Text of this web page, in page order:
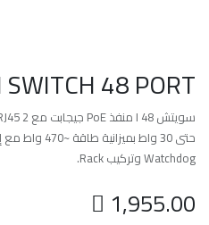
48 PORT
Watchdog وتركيب Rack.
 1,955.00